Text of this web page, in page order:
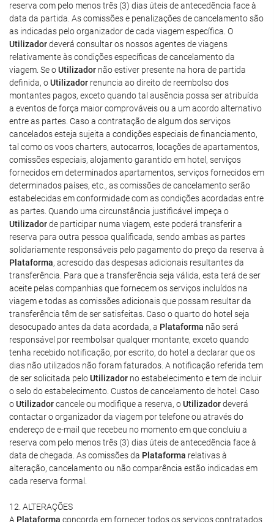
reserva com pelo menos três (3) dias úteis de antecedência face à
data da partida. As comissões e penalizações de cancelamento são
as indicadas pelo organizador de cada viagem específica. O
Utilizadordeverá consultar os nossos agentes de viagens
relativamente às condições específicas de cancelamento da
viagem. Se oUtilizador não estiver presente na hora de partida
definida, oUtilizador renuncia ao direito de reembolso dos
montantes pagos, exceto quando tal ausência possa ser atribuída
a eventos de força maior comprováveis ou a um acordo alternativo
entre as partes. Caso a contratação de algum dos serviços
cancelados esteja sujeita a condições especiais de financiamento,
tal como os voos charters, autocarros, locações de apartamentos,
comissões especiais, alojamento garantido em hotel, serviços
fornecidos em determinados apartamentos, serviços fornecidos em
determinados países, etc., as comissões de cancelamento serão
estabelecidas em conformidade com as condições acordadas entre
as partes. Quando uma circunstância justificável impeça o
Utilizadorde participar numa viagem, este poderá transferir a
reserva para outra pessoa qualificada, sendo ambas as partes
solidariamente responsáveis pelo pagamento do preço da reserva à
Plataforma, acrescido das despesas adicionais resultantes da
transferência. Para que a transferência seja válida, esta terá de ser
aceite pelas companhias que fornecem os serviços incluídos na
viagem e todas as comissões adicionais que possam resultar da
transferência têm de ser satisfeitas. Caso o quarto do hotel seja
desocupado antes da data acordada, a Plataforma não será
responsável por reembolsar qualquer montante, exceto quando
tenha recebido notificação, por escrito, do hotel a declarar que os
dias não utilizados não foram faturados. A notificação referida tem
de ser solicitada peloUtilizador no estabelecimento e tem de incluir
o selo do estabelecimento. Custos de cancelamento de hotel: Caso
oUtilizadorcancele ou modifique a reserva, oUtilizadordeverá
contactar o organizador da viagem por telefone ou através do
endereço de e-mail que recebeu no momento em que concluiu a
reserva com pelo menos três (3) dias úteis de antecedência face à
data de chegada. As comissões da Plataforma relativas à
alteração, cancelamento ou não comparência estão indicadas em
cada reserva formal.
12. ALTERAÇÕES
A Plataforma concorda em fornecer todos os serviços contratados